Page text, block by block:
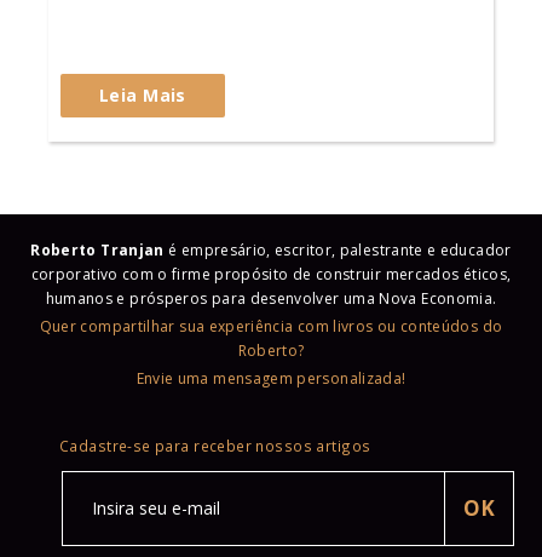
Leia Mais
Roberto Tranjan é empresário, escritor, palestrante e educador
corporativo com o firme propósito de construir mercados éticos,
humanos e prósperos para desenvolver uma Nova Economia.
Quer compartilhar sua experiência com livros ou conteúdos do
Roberto?
Envie uma mensagem personalizada!
Cadastre-se para receber nossos artigos